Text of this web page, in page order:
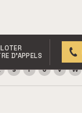
D’APPELS
S T U V W